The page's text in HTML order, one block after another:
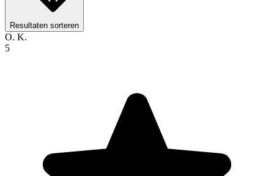
Resultaten sorteren
O. K.
5